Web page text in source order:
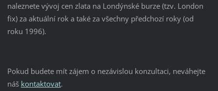
naleznete vývoj cen zlata na Londýnské burze (tzv. London
fix) za aktuální rok a také za všechny předchozí roky (od
roku 1996).
Pokud budete mít zájem o nezávislou konzultaci, neváhejte
náš kontaktovat.